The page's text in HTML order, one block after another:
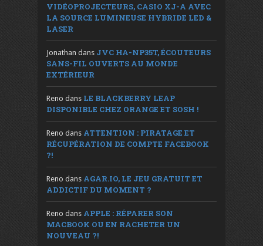
VIDÉOPROJECTEURS, CASIO XJ-A AVEC
LA SOURCE LUMINEUSE HYBRIDE LED &
LASER
Jonathan dans JVC HA-NP35T, ÉCOUTEURS
SANS-FIL OUVERTS AU MONDE
EXTÉRIEUR
Reno dans LE BLACKBERRY LEAP
DISPONIBLE CHEZ ORANGE ET SOSH !
Reno dans ATTENTION : PIRATAGE ET
RÉCUPÉRATION DE COMPTE FACEBOOK
?!
Reno dans AGAR.IO, LE JEU GRATUIT ET
ADDICTIF DU MOMENT ?
Reno dans APPLE : RÉPARER SON
MACBOOK OU EN RACHETER UN
NOUVEAU ?!